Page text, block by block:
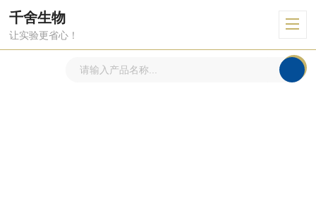
千舍生物
让实验更省心！